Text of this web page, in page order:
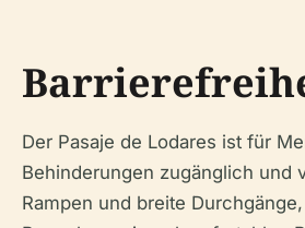
Der Pasaje de Lodares ist für
Behinderungen zugänglich und
Rampen und breite